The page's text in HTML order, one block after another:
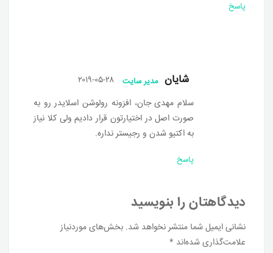
پاسخ
مدیر سایت شایان
۲۰۱۹-۰۵-۲۸
سلام مهدی جان، افزونه رولوشن اسلایدر رو به
صورت اصل در اختیارتون قرار دادیم ولی کلا نیاز
به اکتیو شدن و رجیستر نداره.
پاسخ
دیدگاهتان را بنویسید
نشانی ایمیل شما منتشر نخواهد شد. بخش‌های موردنیاز
علامت‌گذاری شده‌اند *